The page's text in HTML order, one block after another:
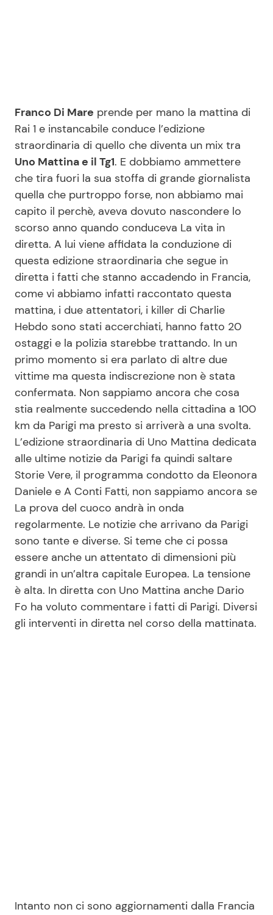
Seguici
Info
Chi siamo
Disclaimer e Privacy
Redazione
Contattaci
Pubblicità
Privacy Policy
Franco Di Mare prende per mano la mattina di
Rai 1 e instancabile conduce l’edizione
straordinaria di quello che diventa un mix tra
Uno Mattina e il Tg1. E dobbiamo ammettere
che tira fuori la sua stoffa di grande giornalista
quella che purtroppo forse, non abbiamo mai
capito il perchè, aveva dovuto nascondere lo
scorso anno quando conduceva La vita in
diretta. A lui viene affidata la conduzione di
questa edizione straordinaria che segue in
diretta i fatti che stanno accadendo in Francia,
come vi abbiamo infatti raccontato questa
mattina, i due attentatori, i killer di Charlie
Hebdo sono stati accerchiati, hanno fatto 20
ostaggi e la polizia starebbe trattando. In un
primo momento si era parlato di altre due
vittime ma questa indiscrezione non è stata
confermata. Non sappiamo ancora che cosa
stia realmente succedendo nella cittadina a 100
km da Parigi ma presto si arriverà a una svolta.
L’edizione straordinaria di Uno Mattina dedicata
alle ultime notizie da Parigi fa quindi saltare
Storie Vere, il programma condotto da Eleonora
Daniele e A Conti Fatti, non sappiamo ancora se
La prova del cuoco andrà in onda
regolarmente. Le notizie che arrivano da Parigi
sono tante e diverse. Si teme che ci possa
essere anche un attentato di dimensioni più
grandi in un’altra capitale Europea. La tensione
è alta. In diretta con Uno Mattina anche Dario
Fo ha voluto commentare i fatti di Parigi. Diversi
gli interventi in diretta nel corso della mattinata.
Intanto non ci sono aggiornamenti dalla Francia